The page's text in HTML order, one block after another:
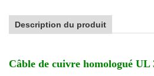
Description du produit
Câble de cuivre homologué